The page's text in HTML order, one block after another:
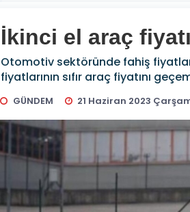
İkinci el araç
Otomotiv sektöründe fahiş
fiyatlarının sıfır araç fiyatını
GÜNDEM 21 Haziran 2023